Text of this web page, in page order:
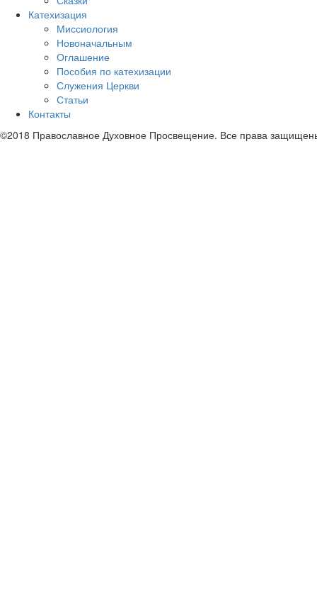
Катехизация
Миссиология
Новоначальным
Оглашение
Пособия по катехизации
Служения Церкви
Статьи
Контакты
©2018 Православное Духовное Просвещение. Все права